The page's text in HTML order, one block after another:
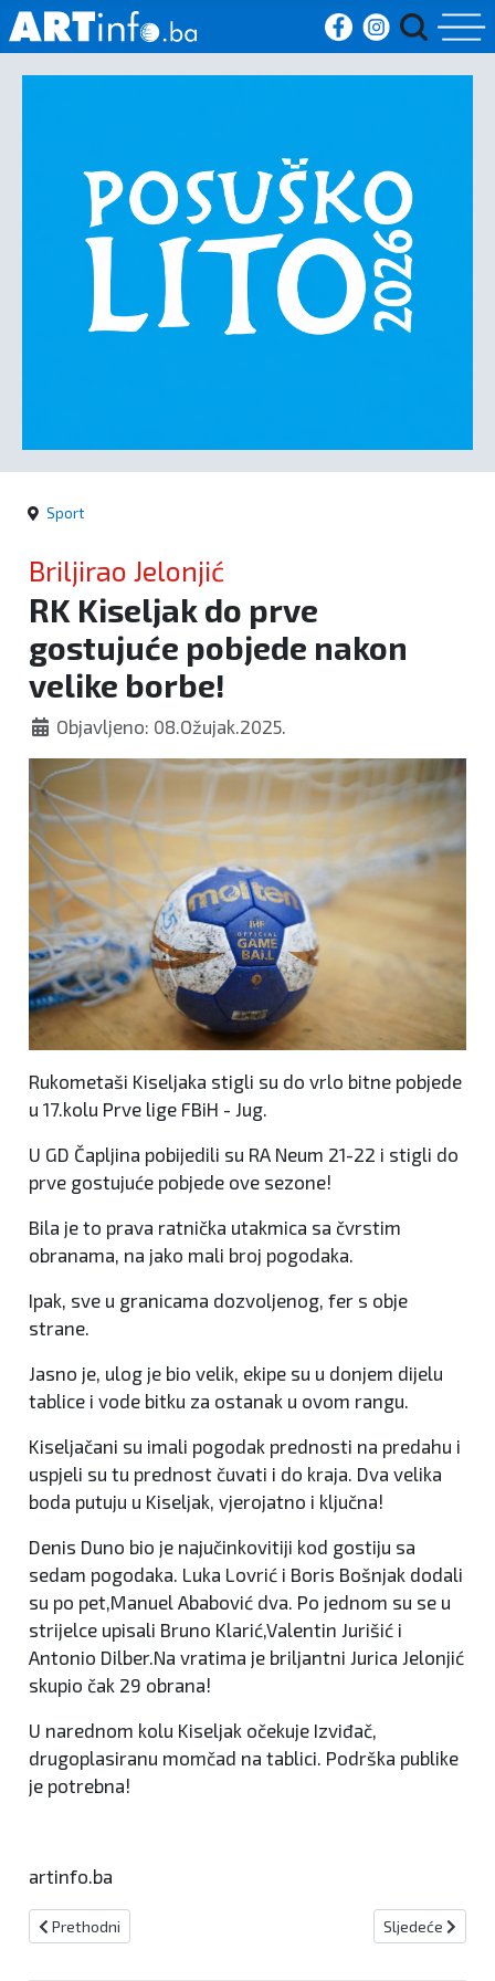
Sport
Kultura
Crna
Sport
Briljirao Jelonjić
RK Kiseljak do prve
gostujuće pobjede nakon
velike borbe!
Objavljeno: 08.Ožujak.2025.
Rukometaši Kiseljaka stigli su do vrlo bitne pobjede
u 17.kolu Prve lige FBiH - Jug.
U GD Čapljina pobijedili su RA Neum 21-22 i stigli do
prve gostujuće pobjede ove sezone!
Bila je to prava ratnička utakmica sa čvrstim
obranama, na jako mali broj pogodaka.
Ipak, sve u granicama dozvoljenog, fer s obje
strane.
Jasno je, ulog je bio velik, ekipe su u donjem dijelu
tablice i vode bitku za ostanak u ovom rangu.
Kiseljačani su imali pogodak prednosti na predahu i
uspjeli su tu prednost čuvati i do kraja. Dva velika
boda putuju u Kiseljak, vjerojatno i ključna!
Denis Duno bio je najučinkovitiji kod gostiju sa
sedam pogodaka. Luka Lovrić i Boris Bošnjak dodali
su po pet,Manuel Ababović dva. Po jednom su se u
strijelce upisali Bruno Klarić,Valentin Jurišić i
Antonio Dilber.Na vratima je briljantni Jurica Jelonjić
skupio čak 29 obrana!
U narednom kolu Kiseljak očekuje Izviđač,
drugoplasiranu momčad na tablici. Podrška publike
je potrebna!
artinfo.ba
Prethodni članak: Mlade kiseljačke rukometašice upisale
Prethodni Sljedeći
Sljedeće